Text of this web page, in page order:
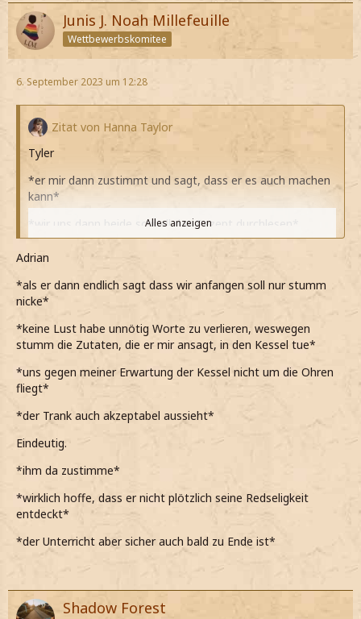
Junis J. Noah Millefeuille
Wettbewerbskomitee
6. September 2023 um 12:28
Zitat von Hanna Taylor
Tyler
*er mir dann zustimmt und sagt, dass er es auch machen
kann*
*wir uns dann beide schnell das Rezept durchlesen*
*er dann eine Weile gar nichts sagt, dass denke, ich muss
*darauf zwar keine Lust habe, aber eine peinliche Stille
trotzdem sehr unangenehm ist*
Also gut, dann fangen wir doch mal...
*nach einer Weile sage und ihm dann die Zutaten vorlese,
die er in den Topf gibt*
*zugeben muss, dass der Zaubertrank danach gar nicht so
schlecht aussieht*
Ich hab's mir schlimmer vorgestellt...
Alles anzeigen
Adrian
*als er dann endlich sagt dass wir anfangen soll nur stumm
nicke*
*keine Lust habe unnötig Worte zu verlieren, weswegen
stumm die Zutaten, die er mir ansagt, in den Kessel tue*
*uns gegen meiner Erwartung der Kessel nicht um die Ohren
fliegt*
*der Trank auch akzeptabel aussieht*
Eindeutig.
*ihm da zustimme*
*wirklich hoffe, dass er nicht plötzlich seine Redseligkeit
entdeckt*
*der Unterricht aber sicher auch bald zu Ende ist*
Shadow Forest